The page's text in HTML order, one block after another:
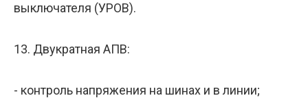
выключателя (УРОВ).
13. Двукратная АПВ:
- контроль напряжения на шинах и в линии;